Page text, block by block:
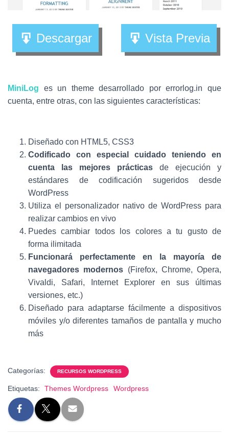
Descargar Vista Previa
MiniLog
es un theme desarrollado por errorlog.in que
cuenta, entre otras, con las siguientes características:
Diseñado con HTML5, CSS3
Codificado con especial cuidado teniendo en
cuenta las mejores prácticas de ejecución y
estándares de codificación sugeridos desde
WordPress
Utiliza el personalizador nativo de WordPress para
realizar cambios en vivo
Puedes cambiar todos los colores a tu gusto de
forma ilimitada
Funcionará perfectamente en la mayoría de
navegadores modernos (Firefox, Chrome, Opera,
Vivaldi, Safari, Internet Explorer en sus últimas
versiones, etc.)
Diseñado para adaptarse fácilmente a dispositivos
móviles y/o diferentes tamaños de pantalla y mucho
más
Categorías: RECURSOS WORDPRESS
Etiquetas: Themes Wordpress Wordpress